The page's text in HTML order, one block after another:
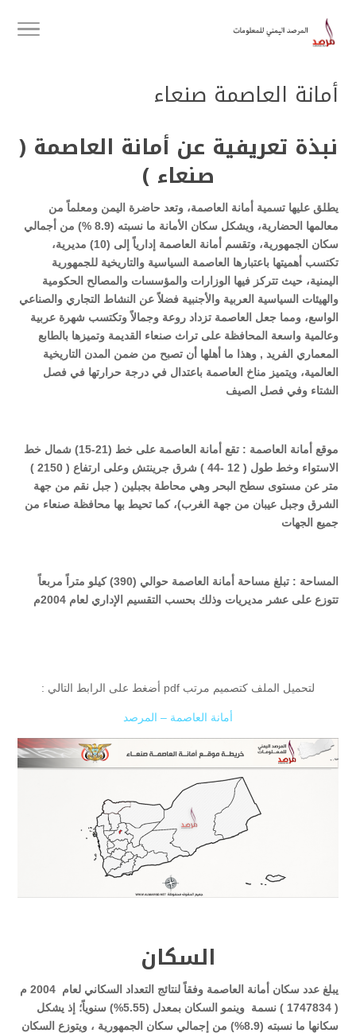
أمانة العاصمة صنعاء
نبذة تعريفية عن أمانة العاصمة (
صنعاء )
يطلق عليها تسمية أمانة العاصمة، وتعد حاضرة اليمن ومعلماً من
معالمها الحضارية، ويشكل سكان الأمانة ما نسبته (8.9 %) من أجمالي
سكان الجمهورية، وتقسم أمانة العاصمة إدارياً إلى (10) مديرية،
تكتسب أهميتها باعتبارها العاصمة السياسية والتاريخية للجمهورية
اليمنية، حيث تتركز فيها الوزارات والمؤسسات والمصالح الحكومية
والهيئات السياسية العربية والأجنبية فضلاً عن النشاط التجاري والصناعي
الواسع، ومما جعل العاصمة تزداد روعة وجمالاً وتكتسب شهرة عربية
وعالمية واسعة المحافظة على تراث صنعاء القديمة وتميزها بالطابع
المعماري الفريد , وهذا ما أهلها أن تصبح من ضمن المدن التاريخية
العالمية، ويتميز مناخ العاصمة باعتدال في درجة حرارتها في فصل
الشتاء وفي فصل الصيف
موقع أمانة العاصمة :
تقع أمانة العاصمة على خط (21-15) شمال خط
الاستواء وخط طول ( 12 -44 ) شرق جرينتش وعلى ارتفاع ( 2150 )
متر عن مستوى سطح البحر وهي محاطة بجبلين ( جبل نقم من جهة
الشرق وجبل عيبان من جهة الغرب)، كما تحيط بها محافظة صنعاء من
جميع الجهات
المساحة :
تبلغ مساحة أمانة العاصمة حوالي (390) كيلو متراً مربعاً
تتوزع على عشر مديريات وذلك بحسب التقسيم الإداري لعام 2004م
لتحميل الملف كتصميم مرتب pdf أضغط على الرابط التالي :
أمانة العاصمة – المرصد
السكان
يبلغ عدد سكان أمانة العاصمة وفقاً لنتائج التعداد السكاني لعام 2004 م
( 1747834 )
نسمة وينمو السكان بمعدل (5.55%) سنوياً؛ إذ يشكل
سكانها ما نسبته (8.9%) من إجمالي سكان الجمهورية ، ويتوزع السكان